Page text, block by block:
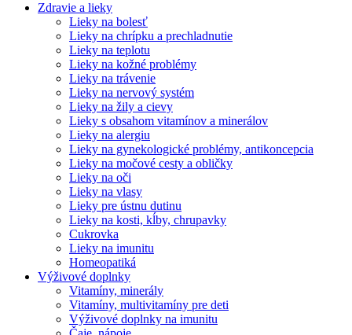
Zdravie a lieky
Lieky na bolesť
Lieky na chrípku a prechladnutie
Lieky na teplotu
Lieky na kožné problémy
Lieky na trávenie
Lieky na nervový systém
Lieky na žily a cievy
Lieky s obsahom vitamínov a minerálov
Lieky na alergiu
Lieky na gynekologické problémy, antikoncepcia
Lieky na močové cesty a obličky
Lieky na oči
Lieky na vlasy
Lieky pre ústnu dutinu
Lieky na kosti, kĺby, chrupavky
Cukrovka
Lieky na imunitu
Homeopatiká
Výživové doplnky
Vitamíny, minerály
Vitamíny, multivitamíny pre deti
Výživové doplnky na imunitu